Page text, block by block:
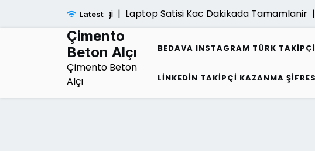
Latest
Nasil Etkiledigi | Laptop Satisi Kac Dakikada Tamamlanir |
Çimento
Beton Alçı
Çimento Beton
Alçı
BEDAVA INSTAGRAM TÜRK
LINKEDIN TAKIPÇI KAZANMA